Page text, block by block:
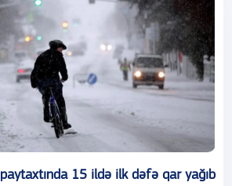
15 ildə ilk dəfə qar yağıb